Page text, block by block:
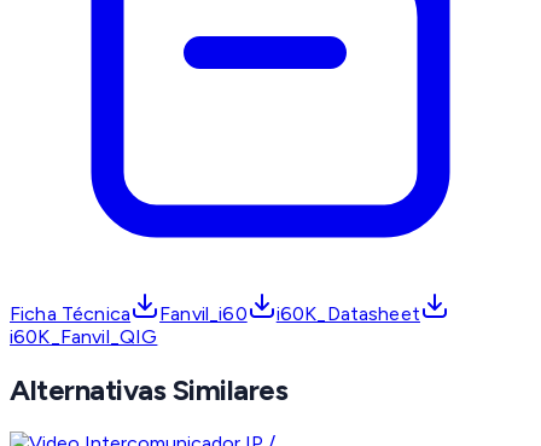
Ficha Técnica Fanvil_i60
i60K_Datasheet
i60K_Fanvil_QIG
Alternativas Similares